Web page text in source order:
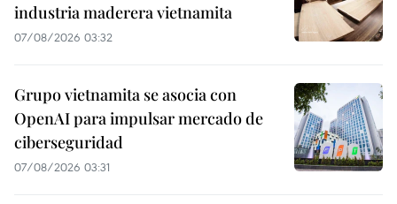
industria maderera vietnamita
07/08/2026 03:32
Grupo vietnamita se asocia con
OpenAI para impulsar mercado de
ciberseguridad
07/08/2026 03:31